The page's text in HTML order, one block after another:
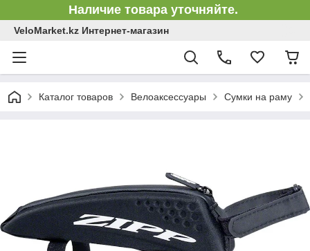
Наличие товара уточняйте.
VeloMarket.kz Интернет-магазин
Каталог товаров Велоаксессуары Сумки на раму